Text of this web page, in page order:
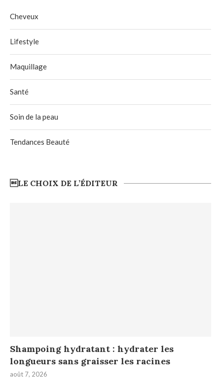
Cheveux
Lifestyle
Maquillage
Santé
Soin de la peau
Tendances Beauté
LE CHOIX DE L’ÉDITEUR
Shampoing hydratant : hydrater les
longueurs sans graisser les racines
août 7, 2026